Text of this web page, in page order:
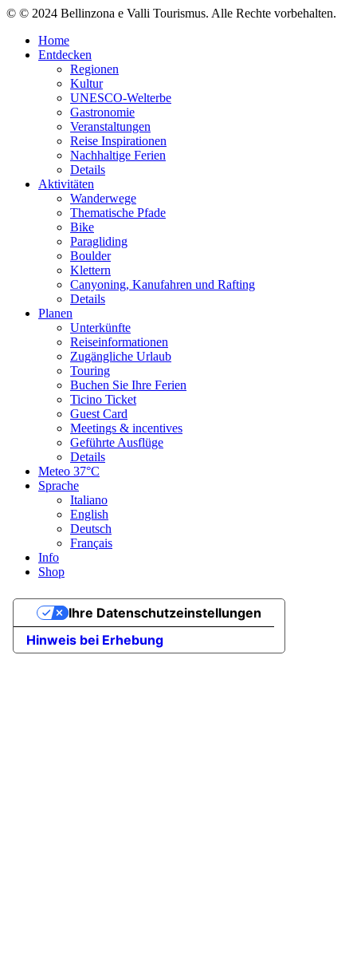
© © 2024 Bellinzona e Valli Tourismus. Alle Rechte vorbehalten.
Home
Entdecken
Regionen
Kultur
UNESCO-Welterbe
Gastronomie
Veranstaltungen
Reise Inspirationen
Nachhaltige Ferien
Details
Aktivitäten
Wanderwege
Thematische Pfade
Bike
Paragliding
Boulder
Klettern
Canyoning, Kanufahren und Rafting
Details
Planen
Unterkünfte
Reiseinformationen
Zugängliche Urlaub
Touring
Buchen Sie Ihre Ferien
Ticino Ticket
Guest Card
Meetings & incentives
Geführte Ausflüge
Details
Meteo 37°C
Sprache
Italiano
English
Deutsch
Français
Info
Shop
Hinweis bei Erhebung
Ihre Datenschutzeinstellungen